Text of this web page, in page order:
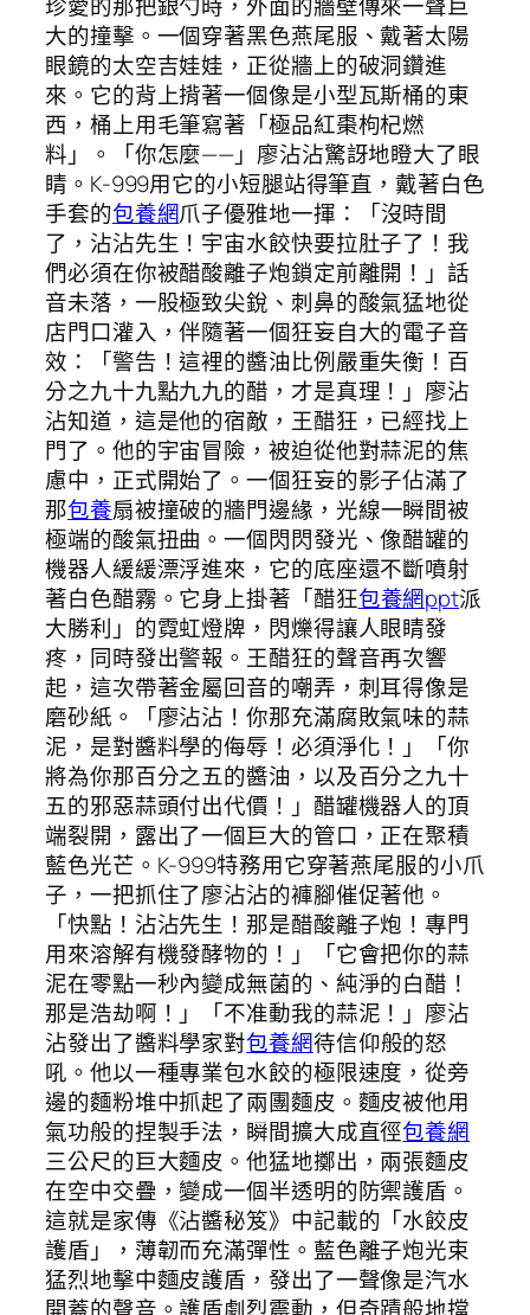
珍愛的那把銀勺時，外面的牆壁傳來一聲巨
大的撞擊。一個穿著黑色燕尾服、戴著太陽
眼鏡的太空吉娃娃，正從牆上的破洞鑽進
來。它的背上揹著一個像是小型瓦斯桶的東
西，桶上用毛筆寫著「極品紅棗枸杞燃
料」。「你怎麼——」廖沾沾驚訝地瞪大了眼
睛。K-999用它的小短腿站得筆直，戴著白色
手套的包養網爪子優雅地一揮：「沒時間
了，沾沾先生！宇宙水餃快要拉肚子了！我
們必須在你被醋酸離子炮鎖定前離開！」話
音未落，一股極致尖銳、刺鼻的酸氣猛地從
店門口灌入，伴隨著一個狂妄自大的電子音
效：「警告！這裡的醬油比例嚴重失衡！百
分之九十九點九九的醋，才是真理！」廖沾
沾知道，這是他的宿敵，王醋狂，已經找上
門了。他的宇宙冒險，被迫從他對蒜泥的焦
慮中，正式開始了。一個狂妄的影子佔滿了
那包養扇被撞破的牆門邊緣，光線一瞬間被
極端的酸氣扭曲。一個閃閃發光、像醋罐的
機器人緩緩漂浮進來，它的底座還不斷噴射
著白色醋霧。它身上掛著「醋狂包養網ppt派
大勝利」的霓虹燈牌，閃爍得讓人眼睛發
疼，同時發出警報。王醋狂的聲音再次響
起，這次帶著金屬回音的嘲弄，刺耳得像是
磨砂紙。「廖沾沾！你那充滿腐敗氣味的蒜
泥，是對醬料學的侮辱！必須淨化！」「你
將為你那百分之五的醬油，以及百分之九十
五的邪惡蒜頭付出代價！」醋罐機器人的頂
端裂開，露出了一個巨大的管口，正在聚積
藍色光芒。K-999特務用它穿著燕尾服的小爪
子，一把抓住了廖沾沾的褲腳催促著他。
「快點！沾沾先生！那是醋酸離子炮！專門
用來溶解有機發酵物的！」「它會把你的蒜
泥在零點一秒內變成無菌的、純淨的白醋！
那是浩劫啊！」「不准動我的蒜泥！」廖沾
沾發出了醬料學家對包養網待信仰般的怒
吼。他以一種專業包水餃的極限速度，從旁
邊的麵粉堆中抓起了兩團麵皮。麵皮被他用
氣功般的捏製手法，瞬間擴大成直徑包養網
三公尺的巨大麵皮。他猛地擲出，兩張麵皮
在空中交疊，變成一個半透明的防禦護盾。
這就是家傳《沾醬秘笈》中記載的「水餃皮
護盾」，薄韌而充滿彈性。藍色離子炮光束
猛烈地擊中麵皮護盾，發出了一聲像是汽水